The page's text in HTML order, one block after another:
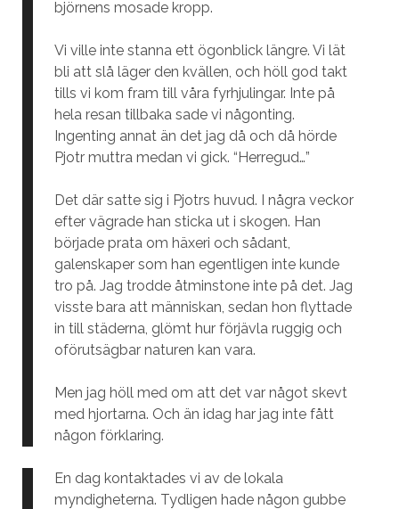
björnens mosade kropp.
Vi ville inte stanna ett ögonblick längre. Vi lät
bli att slå läger den kvällen, och höll god takt
tills vi kom fram till våra fyrhjulingar. Inte på
hela resan tillbaka sade vi någonting.
Ingenting annat än det jag då och då hörde
Pjotr muttra medan vi gick. “Herregud…”
Det där satte sig i Pjotrs huvud. I några veckor
efter vägrade han sticka ut i skogen. Han
började prata om häxeri och sådant,
galenskaper som han egentligen inte kunde
tro på. Jag trodde åtminstone inte på det. Jag
visste bara att människan, sedan hon flyttade
in till städerna, glömt hur förjävla ruggig och
oförutsägbar naturen kan vara.
Men jag höll med om att det var något skevt
med hjortarna. Och än idag har jag inte fått
någon förklaring.
En dag kontaktades vi av de lokala
myndigheterna. Tydligen hade någon gubbe